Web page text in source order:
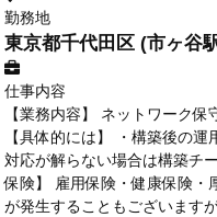
勤務地
東京都千代田区 (市ヶ谷
仕事内容
【業務内容】 ネットワーク
【具体的には】 ・構築後の
対応が解らない場合は構築チ
保険】 雇用保険・健康保険
が発生することもございます